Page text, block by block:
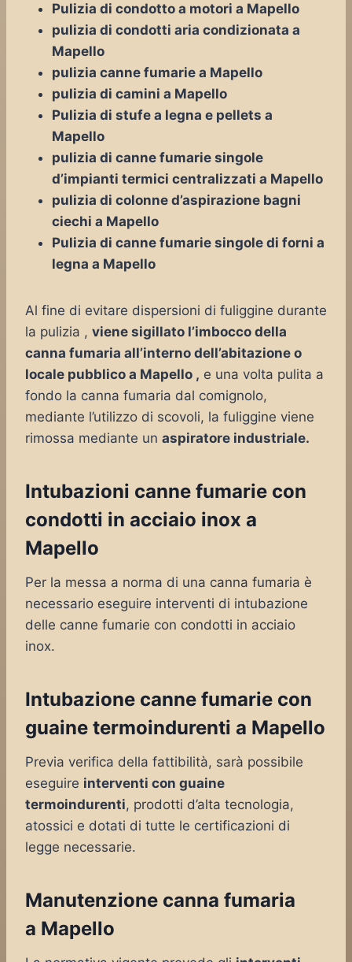
Pulizia di condotto a motori a Mapello
pulizia di condotti aria condizionata a
Mapello
pulizia canne fumarie a Mapello
pulizia di camini a Mapello
Pulizia di stufe a legna e pellets a
Mapello
pulizia di canne fumarie singole
d’impianti termici centralizzati a Mapello
pulizia di colonne d’aspirazione bagni
ciechi a Mapello
Pulizia di canne fumarie singole di forni a
legna a Mapello
Al fine di evitare dispersioni di fuliggine durante
la pulizia , viene sigillato l’imbocco della
canna fumaria all’interno dell’abitazione o
locale pubblico a Mapello , e una volta pulita a
fondo la canna fumaria dal comignolo,
mediante l’utilizzo di scovoli, la fuliggine viene
rimossa mediante un aspiratore industriale.
Intubazioni canne fumarie con
condotti in acciaio inox a
Mapello
Per la messa a norma di una canna fumaria è
necessario eseguire interventi di intubazione
delle canne fumarie con condotti in acciaio
inox.
Intubazione canne fumarie con
guaine termoindurenti a Mapello
Previa verifica della fattibilità, sarà possibile
eseguire interventi con guaine
termoindurenti, prodotti d’alta tecnologia,
atossici e dotati di tutte le certificazioni di
legge necessarie.
Manutenzione canna fumaria
a Mapello